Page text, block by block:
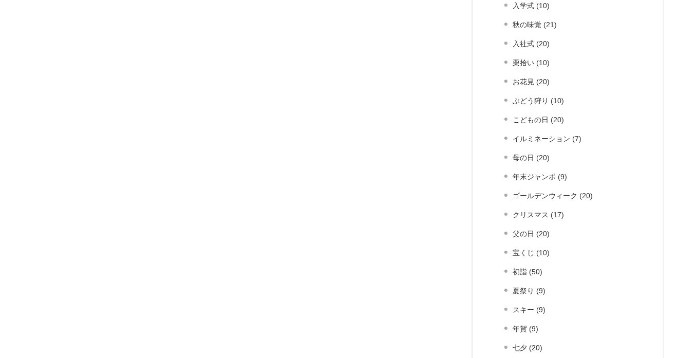
入学式 (10)
秋の味覚 (21)
入社式 (20)
栗拾い (10)
お花見 (20)
ぶどう狩り (10)
こどもの日 (20)
イルミネーション (7)
母の日 (20)
年末ジャンボ (9)
ゴールデンウィーク (20)
クリスマス (17)
父の日 (20)
宝くじ (10)
初詣 (50)
夏祭り (9)
スキー (9)
年賀 (9)
七夕 (20)